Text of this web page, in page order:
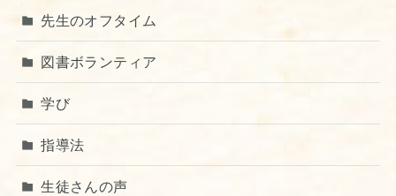
先生のオフタイム
図書ボランティア
学び
指導法
生徒さんの声